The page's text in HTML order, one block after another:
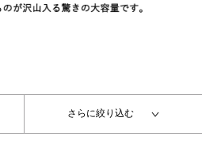
さらに絞り込む